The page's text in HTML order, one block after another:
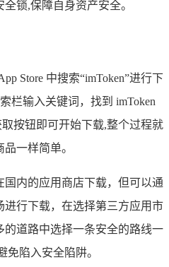
锁,保障自身资产安全。
Store 中搜索“imToken”进行下
栏输入关键词，找到 imToken
按钮即可开始下载,整个过程就
一样简单。
国内的应用商店下载，但可以通
行下载，在选择第三方应用市
道路中选择一条安全的路线一
免陷入安全陷阱。